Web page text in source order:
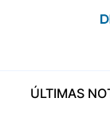
ÚLTIMAS